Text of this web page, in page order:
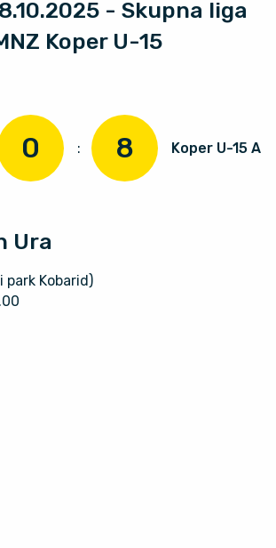
- Skupna liga
Koper U-15
0 : 8 Koper U-15 A
Ura
park Kobarid)